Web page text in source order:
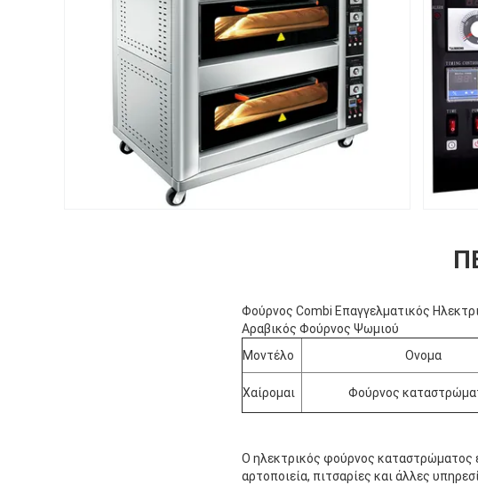
Φούρνος Combi Επαγγελματικός
Αραβικός Φούρνος Ψωμιού
Μοντέλο
Ονομα
Χαίρομαι Φούρνος
Ο ηλεκτρικός φούρνος καταστρώματος
αρτοποιεία, πιτσαρίες και άλλες